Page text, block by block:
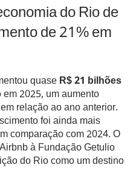
do Rio de
de 21% em
quaseR$ 21 bilhões
2025, um aumento
relação ao ano anterior.
foi ainda mais
comparação com 2024. O
à Fundação Getulio
do Rio como um destino